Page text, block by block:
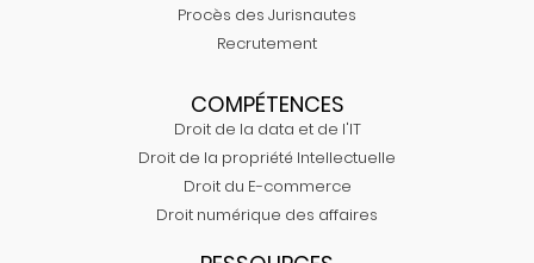
Procès des Jurisnautes
Recrutement
COMPÉTENCES
Droit de la data et de l'IT
Droit de la propriété Intellectuelle
Droit du E-commerce
Droit numérique des affaires